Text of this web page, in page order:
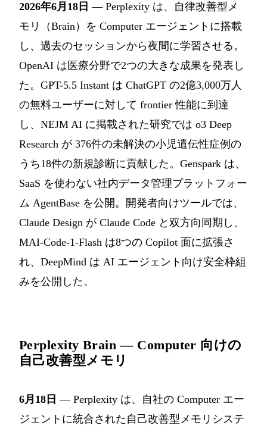
2026年6月18日 — Perplexity は、自律改善型メ
モリ（Brain）を Computer エージェントに搭載
し、過去のセッションから夜間に学習させる。
OpenAI は医療分野で2つの大きな成果を発表し
た。GPT-5.5 Instant は ChatGPT の2億3,000万人
の無料ユーザーに対して frontier 性能に到達
し、NEJM AI に掲載された研究では o3 Deep
Research が 376件の未解決の小児遺伝性症例の
うち18件の新規診断に貢献した。Genspark は、
SaaS を使わない社内データ管理プラットフォー
ム AgentBase を公開。開発者向けツールでは、
Claude Design が Claude Code と双方向同期し、
MAI-Code-1-Flash は8つの Copilot 面に拡張さ
れ、DeepMind は AI エージェント向け安全枠組
みを公開した。
Perplexity Brain — Computer 向けの
自己改善型メモリ
6月18日 — Perplexity は、自社の Computer エー
ジェントに統合された自己改善型メモリシステ